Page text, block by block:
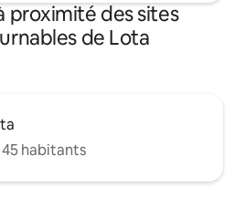
proximité des sites
de Lota
habitants